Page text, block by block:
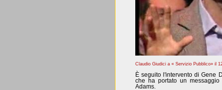
Claudio Giudici a « Servizio Pubblico» il
È seguito l'intervento di Gene
che ha portato un
Adams.